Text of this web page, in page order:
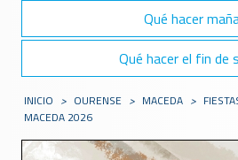
Qué hacer
Qué hacer el fin de
INICIO > OURENSE > MACEDA >
MACEDA 2026